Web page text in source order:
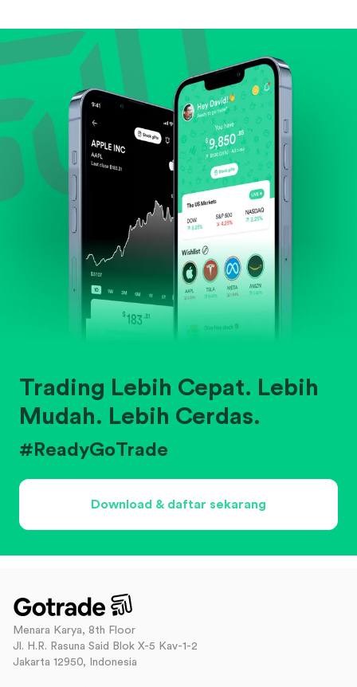
Lihat pertumbuhan pendapatan & laba.
Cek margin dan arus kas.
Evaluasi prospek bisnis dan posisi perusahaan di
industrinya.
Trading Lebih Cepat. Lebih
Mudah. Lebih Cerdas.
#ReadyGoTrade
Download & daftar sekarang
Menara Karya, 8th Floor
Jl. H.R. Rasuna Said Blok X-5 Kav-1-2
Jakarta 12950, Indonesia